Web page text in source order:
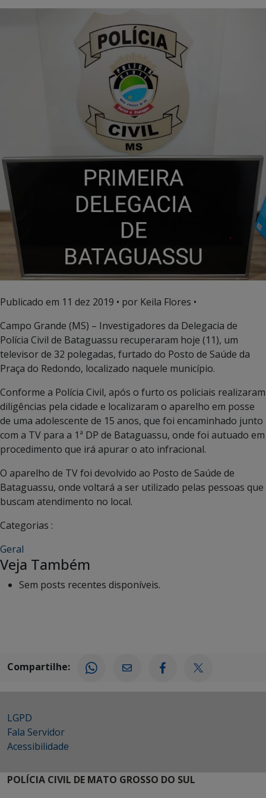
Publicado em 11 dez 2019 • por Keila Flores •
Campo Grande (MS) – Investigadores da Delegacia de
Polícia Civil de Bataguassu recuperaram hoje (11), um
televisor de 32 polegadas, furtado do Posto de Saúde da
Praça do Redondo, localizado naquele município.
Conforme a Polícia Civil, após o furto os policiais realizaram
diligências pela cidade e localizaram o aparelho em posse
de uma adolescente de 15 anos, que foi encaminhado junto
com a TV para a 1ª DP de Bataguassu, onde foi autuado em
procedimento que irá apurar o ato infracional.
O aparelho de TV foi devolvido ao Posto de Saúde de
Bataguassu, onde voltará a ser utilizado pelas pessoas que
buscam atendimento no local.
Categorias :
Geral
Veja Também
Sem posts recentes disponíveis.
Compartilhe:
LGPD
Fala Servidor
Acessibilidade
POLÍCIA CIVIL DE MATO GROSSO DO SUL